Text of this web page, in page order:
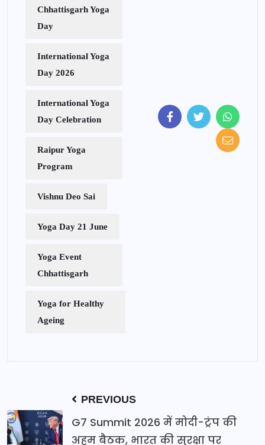
Chhattisgarh Yoga
Day
International Yoga
Day 2026
International Yoga
Day Celebration
Raipur Yoga
Program
Vishnu Deo Sai
Yoga Day 21 June
Yoga Event
Chhattisgarh
Yoga for Healthy
Ageing
PREVIOUS
G7 Summit 2026 में मोदी-ट्रंप की
अहम बैठक, भारत की सुरक्षा पर